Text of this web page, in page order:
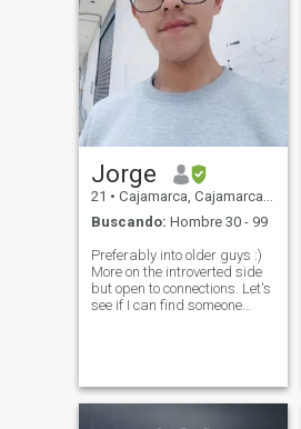
Jorge
21 • Cajamarca, Cajamarca, Perú
Buscando: Hombre 30 - 99
Preferably into older guys :)
More on the introverted side
but open to connections. Let's
see if I can find someone